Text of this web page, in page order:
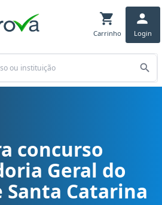
Carrinho Login
- Controladoria Geral do Estado de
concurso
Geral do
Santa Catarina